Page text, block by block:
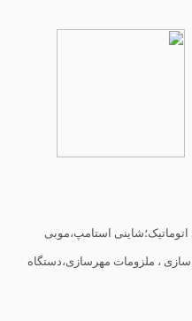
استامپ،موبی
سازی ، ملزومات مهرسازی،دستگاه